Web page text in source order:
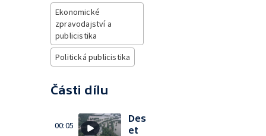
Ekonomické
zpravodajství a
publicistika
Politická publicistika
Části dílu
00:05
Des
et